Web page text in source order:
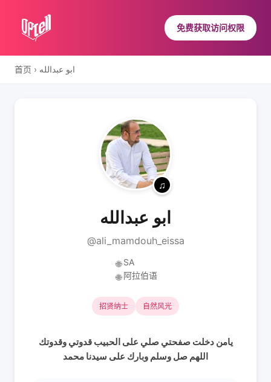
免费获取访问权限
首页 › ابو عبدالله
ابو عبدالله
@ali_mamdouh_eissa
🌐 SA
🌐 阿拉伯语
招贤纳士 自然风光
يامن دخلت صفحتي صلي على الحبيب قدوتي وقدوتك
اللهم صل وسلم وبارك على سيدنا محمد